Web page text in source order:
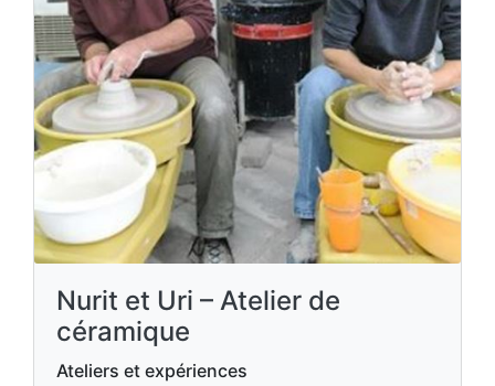
Nurit et Uri – Atelier de
céramique
Ateliers et expériences